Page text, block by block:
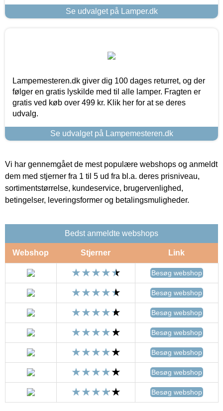
Se udvalget på Lamper.dk
Lampemesteren.dk giver dig 100 dages returret, og der
følger en gratis lyskilde med til alle lamper. Fragten er
gratis ved køb over 499 kr. Klik her for at se deres
udvalg.
Se udvalget på Lampemesteren.dk
Vi har gennemgået de mest populære webshops og anmeldt
dem med stjerner fra 1 til 5 ud fra bl.a. deres prisniveau,
sortimentstørrelse, kundeservice, brugervenlighed,
betingelser, leveringsformer og betalingsmuligheder.
Bedst anmeldte webshops
Webshop Stjerner Link
Besøg webshop
Besøg webshop
Besøg webshop
Besøg webshop
Besøg webshop
Besøg webshop
Besøg webshop